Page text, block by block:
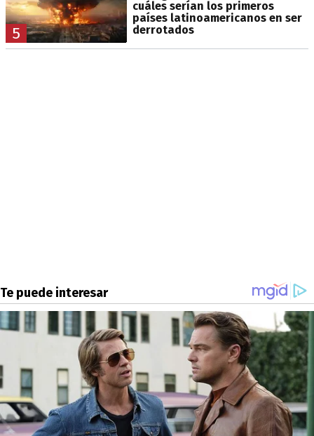
5
cuáles serían los primeros
países latinoamericanos en ser
derrotados